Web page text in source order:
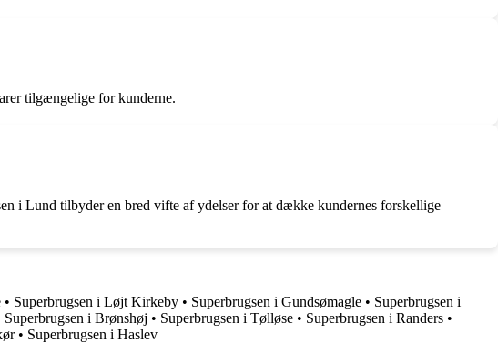
tilgængelige for kunderne.
i Lund tilbyder en bred vifte af ydelser for at dække kundernes forskellige
• Superbrugsen i Løjt Kirkeby • Superbrugsen i Gundsømagle • Superbrugsen i
Superbrugsen i Brønshøj • Superbrugsen i Tølløse • Superbrugsen i Randers •
• Superbrugsen i Haslev